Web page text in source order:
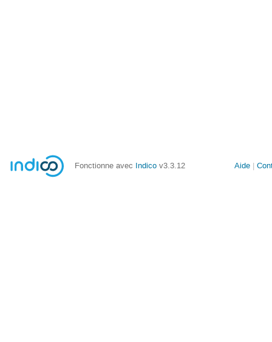
Fonctionne avec Indico v3.3.12 Aide